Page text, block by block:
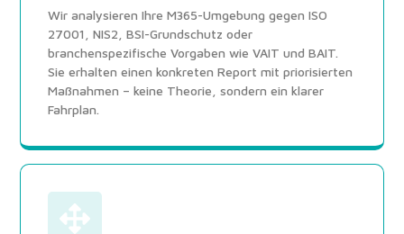
Wir analysieren Ihre M365-Umgebung gegen ISO
27001, NIS2, BSI-Grundschutz oder
branchenspezifische Vorgaben wie VAIT und BAIT.
Sie erhalten einen konkreten Report mit priorisierten
Maßnahmen – keine Theorie, sondern ein klarer
Fahrplan.